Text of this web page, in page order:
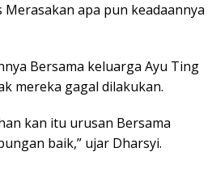
apa pun keadaannya
Bersama keluarga Ayu Ting
mereka gagal dilakukan.
kan itu urusan Bersama
baik,” ujar Dharsyi.